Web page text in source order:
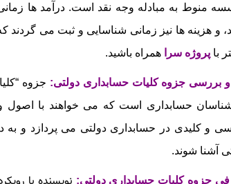
منوط به مبادله وجه نقد است. درآمد ها
و هزینه‌ ها نیز زمانی شناسایی و ثبت می‌
با پروژه سرا همراه باشید.
و بررسی جزوه کلیات حسابداری دولتی: جزوه
حسابداری است که می‌ خواهند با اصول
و کلیدی در حسابداری دولتی می‌ پردازد و
آشنا شوند.
جزوه کلیات حسابداری دولتی: